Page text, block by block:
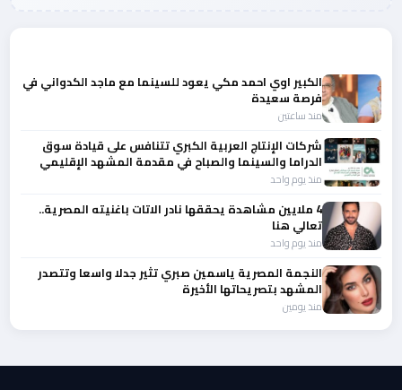
الكبير اوي احمد مكي يعود للسينما مع ماجد الكدواني في
فرصة سعيدة
منذ ساعتين
شركات الإنتاج العربية الكبري تتنافس على قيادة سوق
الدراما والسينما والصباح في مقدمة المشهد الإقليمي
منذ يوم واحد
4 ملايين مشاهدة يحققها نادر الاتات باغنيته المصرية..
تعالي هنا
منذ يوم واحد
النجمة المصرية ياسمين صبري تثير جدلا واسعا وتتصدر
المشهد بتصريحاتها الأخيرة
منذ يومين